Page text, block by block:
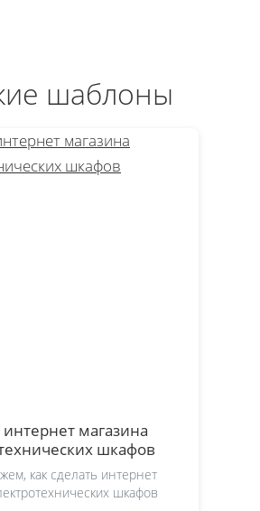
шаблоны
магазина
шкафов
как сделать интернет
шкафов